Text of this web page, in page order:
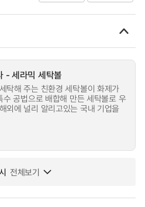
- 세라믹 세탁볼
탁해 주는 친환경 세탁볼이 화제가
공법으로 배합해 만든 세탁볼로 우
외에 널리 알리고있는 국내 기업을
전체보기